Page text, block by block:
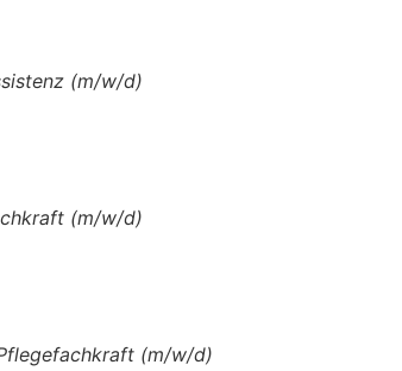
(m/w/d)
(m/w/d)
(m/w/d)